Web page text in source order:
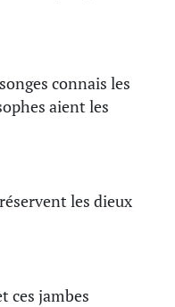
connais les
aient les
les dieux
ces jambes